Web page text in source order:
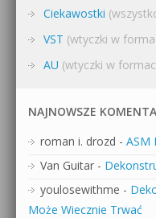
Ciekawostki
VST (wtyczki w
AU (wtyczki w
NAJNOWSZE
roman i. drozd - ASM
Van Guitar -
youlosewithme -
Może Wiecznie Trwać